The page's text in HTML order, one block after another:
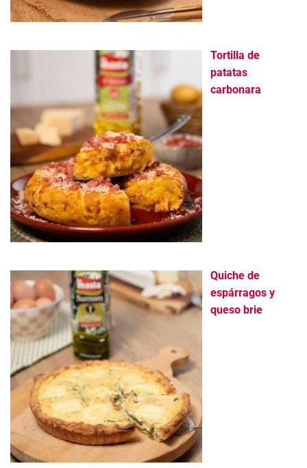
Tortilla de
patatas
carbonara
Quiche de
espárragos y
queso brie